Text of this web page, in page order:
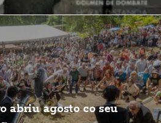
abriu agosto co seu